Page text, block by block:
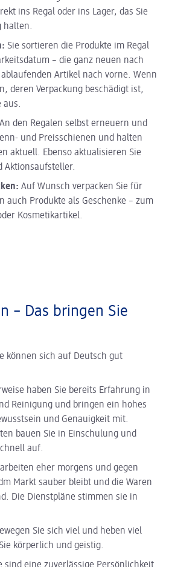
ins Regal oder ins Lager, das Sie
halten.
Sie sortieren die Produkte im Regal
– die ganz neuen nach
Artikel nach vorne. Wenn
deren Verpackung beschädigt ist,
aus.
An den Regalen selbst erneuern und
und Preisschienen und halten
aktuell. Ebenso aktualisieren Sie
Aktionsaufsteller.
Auf Wunsch verpacken Sie für
auch Produkte als Geschenke – zum
Kosmetikartikel.
– Das bringen Sie
können sich auf Deutsch gut
haben Sie bereits Erfahrung in
Reinigung und bringen ein hohes
und Genauigkeit mit.
bauen Sie in Einschulung und
auf.
eher morgens und gegen
Markt sauber bleibt und die Waren
Die Dienstpläne stimmen sie in
Sie sich viel und heben viel
körperlich und geistig.